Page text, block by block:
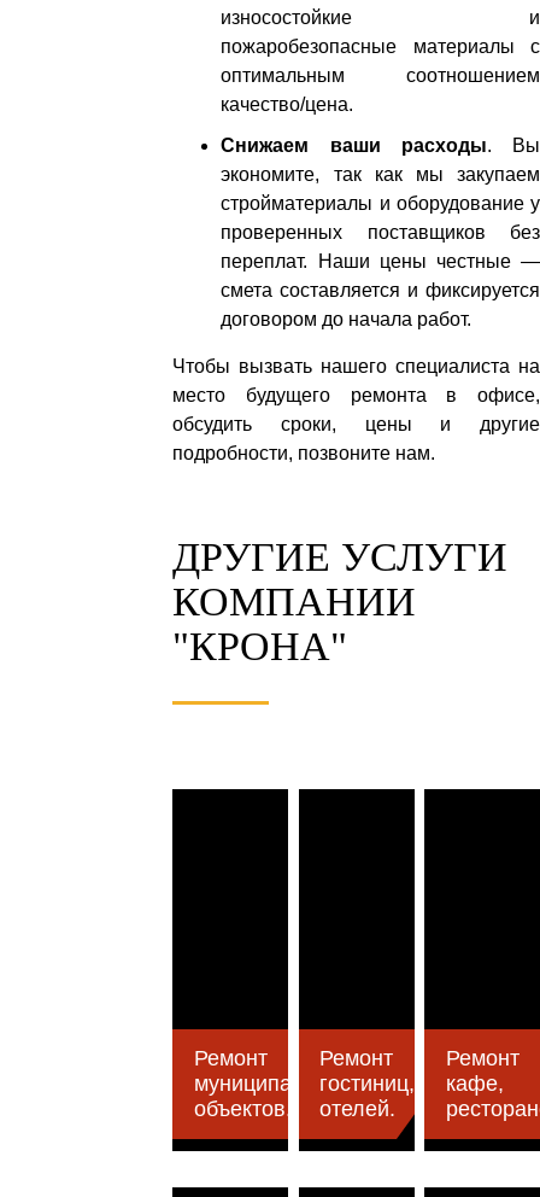
износостойкие и
пожаробезопасные материалы с
оптимальным соотношением
качество/цена.
Снижаем ваши расходы. Вы
экономите, так как мы закупаем
стройматериалы и оборудование у
проверенных поставщиков без
переплат. Наши цены честные —
смета составляется и фиксируется
договором до начала работ.
Чтобы вызвать нашего специалиста на
место будущего ремонта в офисе,
обсудить сроки, цены и другие
подробности, позвоните нам.
ДРУГИЕ УСЛУГИ
КОМПАНИИ
"КРОНА"
Ремонт
муниципальных
объектов.
Ремонт
гостиниц,
отелей.
Ремонт
кафе,